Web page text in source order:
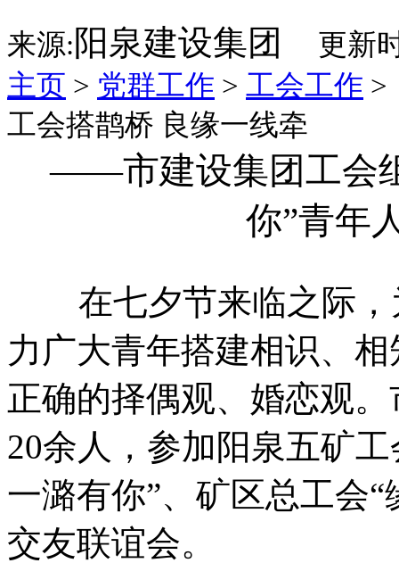
来源:阳泉建设集团
更新
主页 > 党群工作 > 工会工作 >
工会搭鹊桥 良缘一线牵
——市建设集团工会
你”青年
在七夕节来临之际，
力广大青年搭建相识、
正确的择偶观、婚恋观
20余人，参加阳泉五矿
一潞有你”、矿区总工会
交友联谊会。